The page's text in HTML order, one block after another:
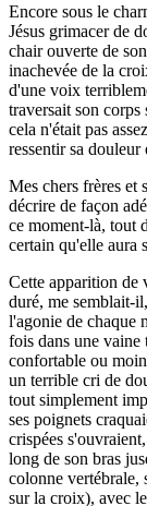
Encore sous le
Jésus grimacer de
chair ouverte de
inachevée de la
d'une voix
traversait son
cela n'était pas
ressentir sa
Mes chers frères et
décrire de façon
ce moment-là, tout
certain qu'elle aura
Cette apparition de
duré, me semblait-
l'agonie de chaque
fois dans une vaine
confortable ou
un terrible cri de
tout simplement
ses poignets
crispées
long de son bras
colonne vertébrale,
sur la croix), avec